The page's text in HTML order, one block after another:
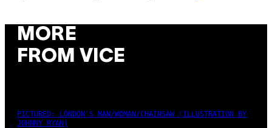
MORE
FROM VICE
PICTURED: LONDON'S MAN/WOMAN/CHAINSAW (ILLUSTRATION BY
JOHNNY RYAN)